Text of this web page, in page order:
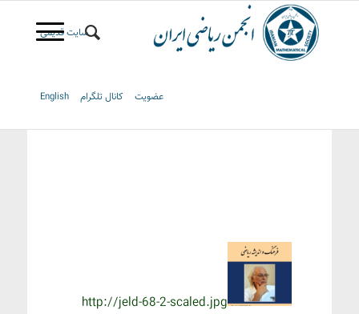
سایت قدیمی
عضویت کانال تلگرام English
http://jeld-68-2-scaled.jpg